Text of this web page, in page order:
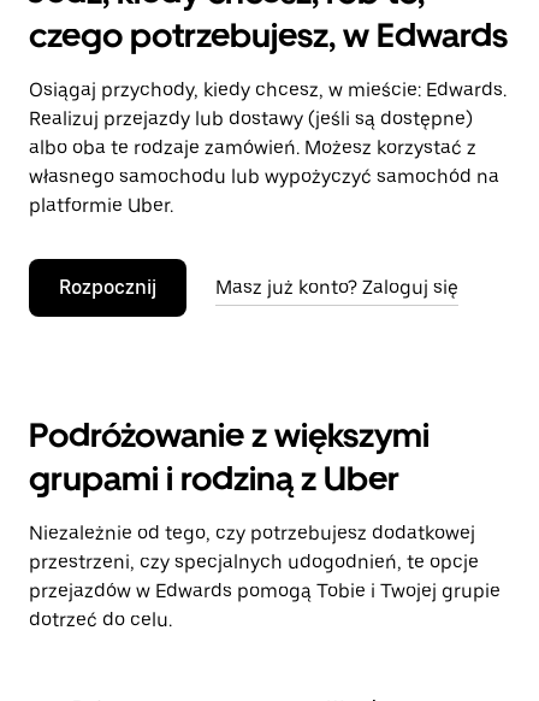
czego potrzebujesz, w Edwards
Osiągaj przychody, kiedy chcesz, w mieście: Edwards.
Realizuj przejazdy lub dostawy (jeśli są dostępne)
albo oba te rodzaje zamówień. Możesz korzystać z
własnego samochodu lub wypożyczyć samochód na
platformie Uber.
Rozpocznij Masz już konto? Zaloguj się
Podróżowanie z większymi
grupami i rodziną z Uber
Niezależnie od tego, czy potrzebujesz dodatkowej
przestrzeni, czy specjalnych udogodnień, te opcje
przejazdów w Edwards pomogą Tobie i Twojej grupie
dotrzeć do celu.